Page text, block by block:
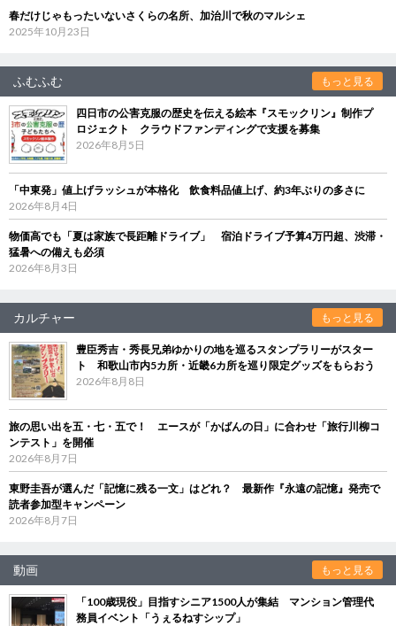
春だけじゃもったいないさくらの名所、加治川で秋のマルシェ
2025年10月23日
ふむふむ もっと見る
四日市の公害克服の歴史を伝える絵本『スモックリン』制作プ
ロジェクト クラウドファンディングで支援を募集
2026年8月5日
「中東発」値上げラッシュが本格化 飲食料品値上げ、約3年ぶりの多さに
2026年8月4日
物価高でも「夏は家族で長距離ドライブ」 宿泊ドライブ予算4万円超、渋滞・
猛暑への備えも必須
2026年8月3日
カルチャー もっと見る
豊臣秀吉・秀長兄弟ゆかりの地を巡るスタンプラリーがスター
ト 和歌山市内5カ所・近畿6カ所を巡り限定グッズをもらおう
2026年8月8日
旅の思い出を五・七・五で！ エースが「かばんの日」に合わせ「旅行川柳コ
ンテスト」を開催
2026年8月7日
東野圭吾が選んだ「記憶に残る一文」はどれ？ 最新作『永遠の記憶』発売で
読者参加型キャンペーン
2026年8月7日
動画 もっと見る
「100歳現役」目指すシニア1500人が集結 マンション管理代
務員イベント「うぇるねすシップ」